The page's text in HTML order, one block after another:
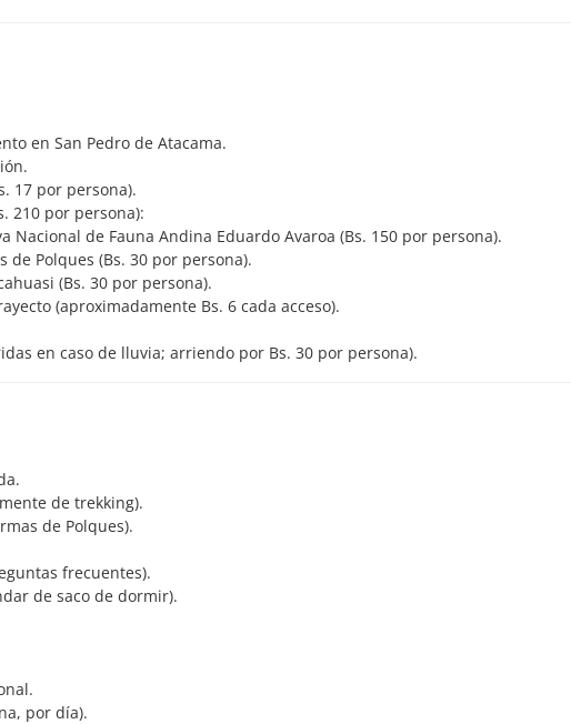
en San Pedro de Atacama.
17 por persona).
210 por persona):
Nacional de Fauna Andina Eduardo Avaroa (Bs. 150 por persona).
de Polques (Bs. 30 por persona).
(Bs. 30 por persona).
(aproximadamente Bs. 6 cada acceso).
en caso de lluvia; arriendo por Bs. 30 por persona).
de trekking).
de Polques).
frecuentes).
de saco de dormir).
por día).